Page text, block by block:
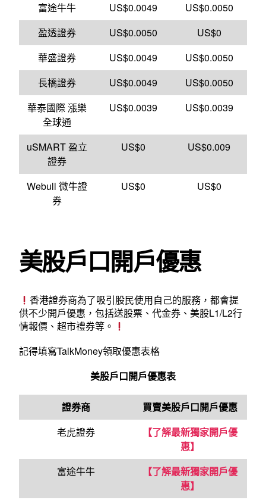
富途牛牛
US$0.0049
US$0.0050
盈透證券
US$0.0050
US$0
華盛證券
US$0.0049
US$0.0050
長橋證券
US$0.0049
US$0.0050
華泰國際 漲樂
全球通
US$0.0039 US$0.0039
uSMART 盈立
證券
US$0 US$0.009
Webull 微牛證
券
US$0 US$0
美股戶口開戶優惠
香港證券商為了吸引股民使用自己的服務，都會提
供不少開戶優惠，包括送股票、代金券、美股L1/L2行
情報價、超市禮券等。
記得填寫TalkMoney領取優惠表格
美股戶口開戶優惠表
證券商 買賣美股戶口開戶優惠
老虎證券
【了解最新獨家開戶優
惠】
富途牛牛
【了解最新獨家開戶優
惠】